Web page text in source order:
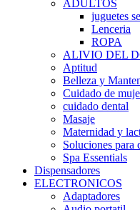
ADULTOS
juguetes
Lenceria
ROPA
ALIVIO DEL
Aptitud
Belleza y
Cuidado de
cuidado dental
Masaje
Maternidad y
Soluciones para
Spa Essentials
Dispensadores
ELECTRONICOS
Adaptadores